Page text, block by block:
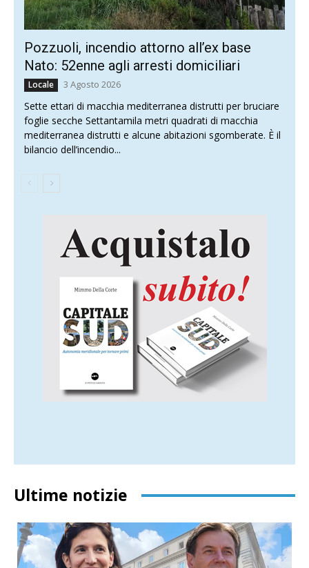
Pozzuoli, incendio attorno all’ex base
Nato: 52enne agli arresti domiciliari
Locale 3 Agosto 2026
Sette ettari di macchia mediterranea distrutti per bruciare
foglie secche Settantamila metri quadrati di macchia
mediterranea distrutti e alcune abitazioni sgomberate. È il
bilancio dell’incendio...
Ultime notizie